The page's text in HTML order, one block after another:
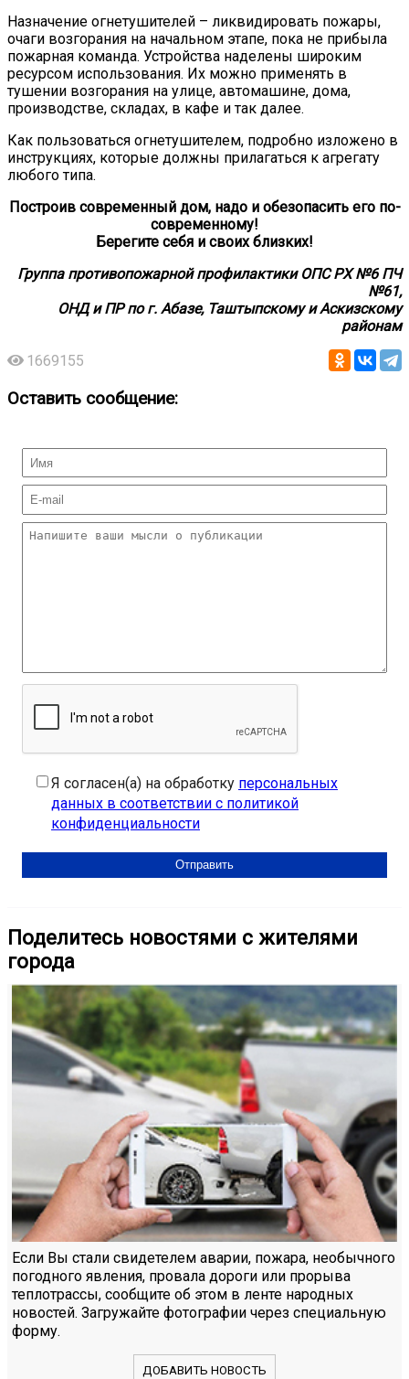
Назначение огнетушителей – ликвидировать пожары,
очаги возгорания на начальном этапе, пока не прибыла
пожарная команда. Устройства наделены широким
ресурсом использования. Их можно применять в
тушении возгорания на улице, автомашине, дома,
производстве, складах, в кафе и так далее.
Как пользоваться огнетушителем, подробно изложено в
инструкциях, которые должны прилагаться к агрегату
любого типа.
Построив современный дом, надо и обезопасить его по-
современному!
Берегите себя и своих близких!
Группа противопожарной профилактики ОПС РХ №6 ПЧ
№61,
ОНД и ПР по г. Абазе, Таштыпскому и Аскизскому
районам
1669155
Оставить сообщение:
Я согласен(а) на обработку персональных
данных в соответствии с политикой
конфиденциальности
Поделитесь новостями с жителями
города
Если Вы стали свидетелем аварии, пожара, необычного
погодного явления, провала дороги или прорыва
теплотрассы, сообщите об этом в ленте народных
новостей. Загружайте фотографии через специальную
форму.
ДОБАВИТЬ НОВОСТЬ